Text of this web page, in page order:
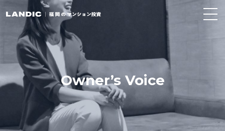
Owner’s Voice